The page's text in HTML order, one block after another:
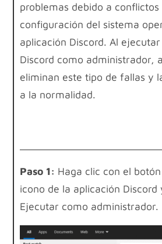
problemas debido a conflictos
configuración del sistema
aplicación Discord. Al
Discord como administrador,
eliminan este tipo de fallas y
a la normalidad.
Paso 1: Haga clic con el
icono de la aplicación Discord
Ejecutar como administrador.